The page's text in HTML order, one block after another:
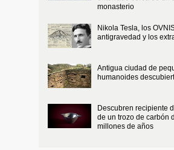
monasterio
Nikola Tesla, los
antigravedad y los
Antigua ciudad de
humanoides
Descubren recipiente
de un trozo de carbón
millones de años